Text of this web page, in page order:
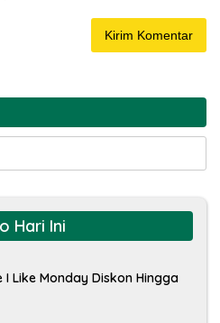
Hari Ini
Like Monday Diskon Hingga